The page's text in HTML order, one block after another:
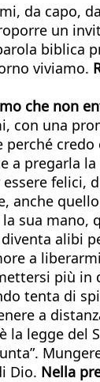
da capo,
un
biblica
viviamo.
che non
con una
a pregarla
anche
sua
alibi
a
più in
tenta di
a
la legge
Dio. Nella